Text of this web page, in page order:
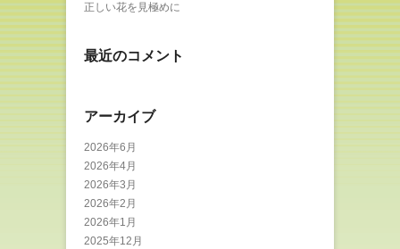
正しい花を見極めに
最近のコメント
アーカイブ
2026年6月
2026年4月
2026年3月
2026年2月
2026年1月
2025年12月